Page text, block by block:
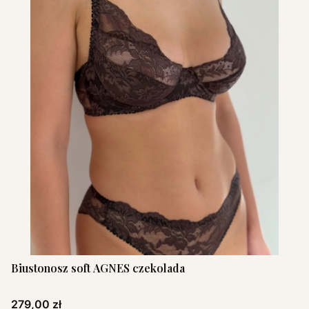
Biustonosz soft AGNES czekolada
Cena
279,00 zł